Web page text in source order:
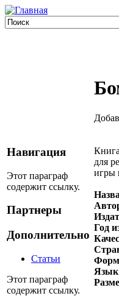
Навигация
Этот параграф
содержит ссылку.
Партнеры
Дополнительно
Статьи
Этот параграф
содержит ссылку.
для
игры
Год
Язык